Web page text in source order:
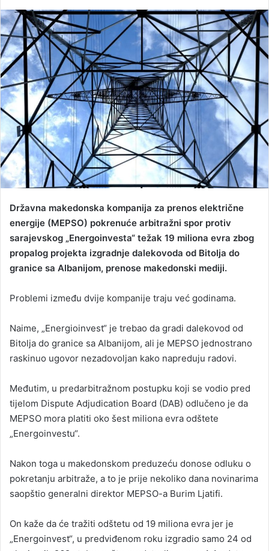
d
a
n
e
m
a
i
Državna makedonska kompanija za prenos električne
energije (MEPSO) pokrenuće arbitražni spor protiv
sarajevskog „Energoinvesta“ težak 19 miliona evra zbog
propalog projekta izgradnje dalekovoda od Bitolja do
granice sa Albanijom, prenose makedonski mediji.
Problemi između dvije kompanije traju već godinama.
Naime, „Energioinvest“ je trebao da gradi dalekovod od
Bitolja do granice sa Albanijom, ali je MEPSO jednostrano
raskinuo ugovor nezadovoljan kako napreduju radovi.
Međutim, u predarbitražnom postupku koji se vodio pred
tijelom Dispute Adjudication Board (DAB) odlučeno je da
MEPSO mora platiti oko šest miliona evra odštete
„Energoinvestu“.
Nakon toga u makedonskom preduzeću donose odluku o
pokretanju arbitraže, a to je prije nekoliko dana novinarima
saopštio generalni direktor MEPSO-a Burim Ljatifi.
On kaže da će tražiti odštetu od 19 miliona evra jer je
„Energoinvest“, u predviđenom roku izgradio samo 24 od